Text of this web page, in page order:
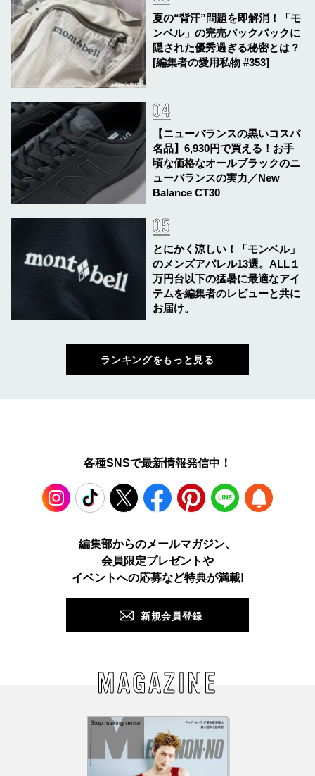
夏の“背汗”問題を即解消！「モ
ンベル」の完売バックパックに
隠された優秀過ぎる秘密とは？
[編集者の愛用私物 #353]
【ニューバランスの黒いコスパ
名品】6,930円で買える！お手
頃な価格なオールブラックのニ
ューバランスの実力／New
Balance CT30
とにかく涼しい！「モンベル」
のメンズアパレル13選。ALL１
万円台以下の猛暑に最適なアイ
テムを編集者のレビューと共に
お届け。
ランキングをもっと見る
各種SNSで最新情報発信中！
TikTok X Facebook Pinterest LINE
編集部からのメールマガジン、
会員限定プレゼントや
イベントへの応募など特典が満載!
新規会員登録
MAGAZINE